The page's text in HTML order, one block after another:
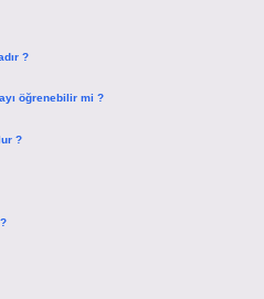
?
öğrenebilir mi ?
?